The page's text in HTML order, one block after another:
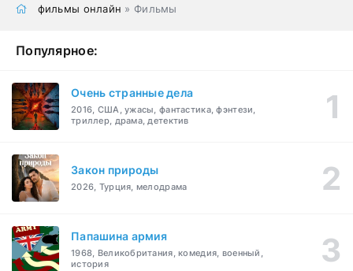
фильмы онлайн » Фильмы
Популярное:
Очень странные дела
2016, США, ужасы, фантастика, фэнтези,
триллер, драма, детектив
Закон природы
2026, Турция, мелодрама
Папашина армия
1968, Великобритания, комедия, военный,
история